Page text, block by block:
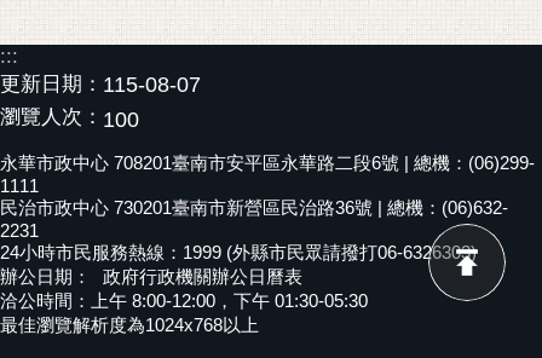
泉
桐
花
網
站
導
覽
訂
:::
更新日期： 115-08-07
瀏覽人次： 100
永華市政中心 708201臺南市安平區永華路二段6號 | 總機：(06)299-
1111
民治市政中心 730201臺南市新營區民治路36號 | 總機：(06)632-
2231
24小時市民服務熱線：1999 (外縣市民眾請撥打06-6326303)
辦公日期：
政府行政機關辦公日曆表
洽公時間：上午 8:00-12:00，下午 01:30-05:30
最佳瀏覽解析度為1024x768以上